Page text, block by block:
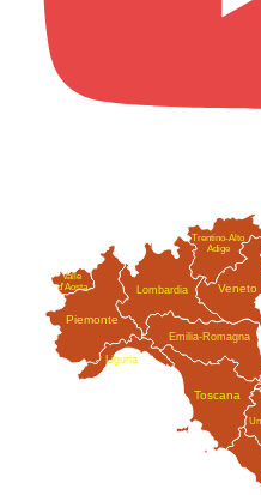
Valle
d'Aosta
Emilia-Romagna
Liguria
Lombardia
Piemonte
Trentino-Alto
Adige
Toscana
Veneto